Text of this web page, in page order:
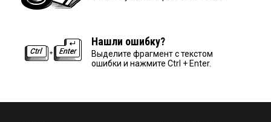
Нашли ошибку?
Выделите фрагмент с текстом
ошибки и нажмите Ctrl + Enter.